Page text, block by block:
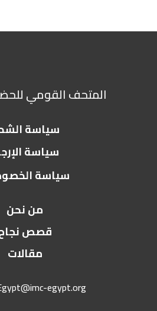
المتحف القومي
سياسة
سياسة
سياسة
من نحن
قصص
مقالات
egypt.org